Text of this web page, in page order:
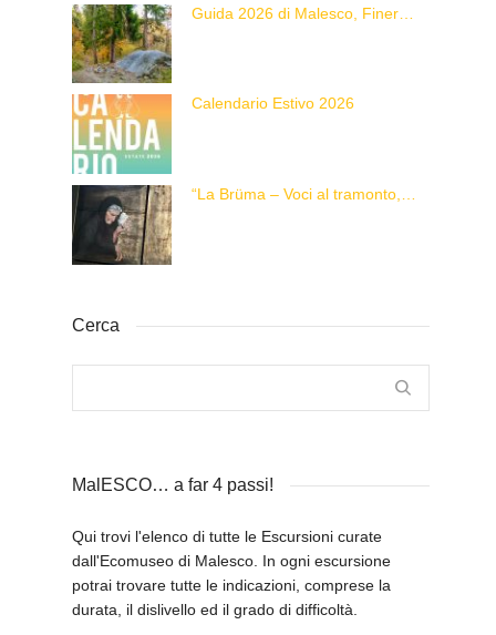
Calendario Estivo 2026
Cerca
MalESCO… a far 4 passi!
Qui trovi l'elenco di tutte le Escursioni curate
dall'Ecomuseo di Malesco. In ogni escursione
potrai trovare tutte le indicazioni, comprese la
durata, il dislivello ed il grado di difficoltà.